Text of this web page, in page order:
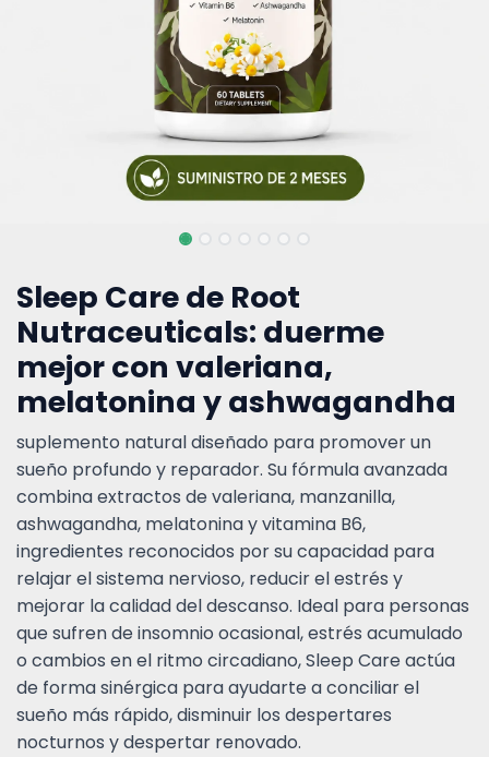
Sleep Care de Root
Nutraceuticals: duerme
mejor con valeriana,
melatonina y ashwagandha
suplemento natural diseñado para promover un
sueño profundo y reparador. Su fórmula avanzada
combina extractos de valeriana, manzanilla,
ashwagandha, melatonina y vitamina B6,
ingredientes reconocidos por su capacidad para
relajar el sistema nervioso, reducir el estrés y
mejorar la calidad del descanso. Ideal para personas
que sufren de insomnio ocasional, estrés acumulado
o cambios en el ritmo circadiano, Sleep Care actúa
de forma sinérgica para ayudarte a conciliar el
sueño más rápido, disminuir los despertares
nocturnos y despertar renovado.